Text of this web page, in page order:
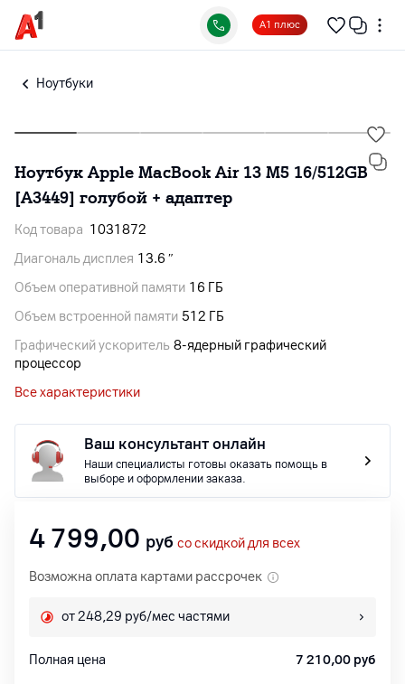
А1 плюс
Ноутбуки
Ноутбук Apple MacBook Air 13 M5 16/512GB
[A3449] голубой + адаптер
Код товара 1031872
Диагональ дисплея 13.6 ″
Объем оперативной памяти 16 ГБ
Объем встроенной памяти 512 ГБ
Графический ускоритель 8‑ядерный графический
процессор
Все характеристики
Ваш консультант онлайн
Наши специалисты готовы оказать помощь в
выборе и оформлении заказа.
4 799,00 руб со скидкой для всех
Возможна оплата картами рассрочек
от 248,29 руб/мес частями
Полная цена 7 210,00 руб